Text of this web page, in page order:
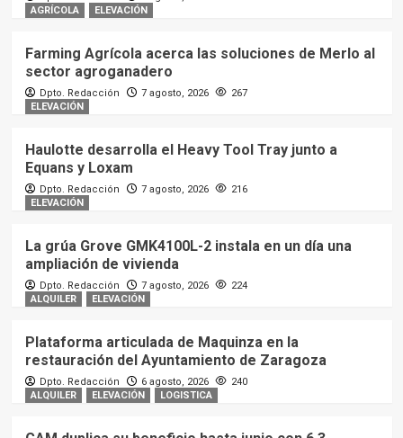
AGRÍCOLA
ELEVACIÓN
Farming Agrícola acerca las soluciones de Merlo al
sector agroganadero
Dpto. Redacción 7 agosto, 2026
267
ELEVACIÓN
Haulotte desarrolla el Heavy Tool Tray junto a
Equans y Loxam
Dpto. Redacción 7 agosto, 2026
216
ELEVACIÓN
La grúa Grove GMK4100L-2 instala en un día una
ampliación de vivienda
Dpto. Redacción 7 agosto, 2026
224
ALQUILER
ELEVACIÓN
Plataforma articulada de Maquinza en la
restauración del Ayuntamiento de Zaragoza
Dpto. Redacción 6 agosto, 2026
240
ALQUILER
ELEVACIÓN LOGISTICA